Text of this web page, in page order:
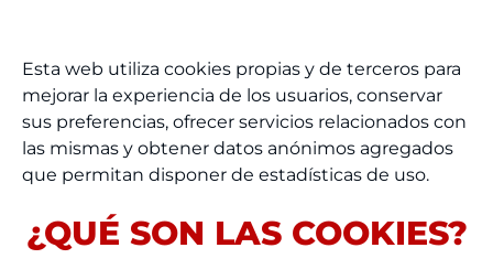
Esta web utiliza cookies propias y de terceros para
mejorar la experiencia de los usuarios, conservar
sus preferencias, ofrecer servicios relacionados con
las mismas y obtener datos anónimos agregados
que permitan disponer de estadísticas de uso.
¿QUÉ SON LAS COOKIES?